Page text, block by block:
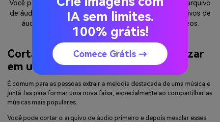
Você pode usar o Unidor de Áudio para cortar e unir o arquivo
de áudio ou usar o Editor de Vídeo para adicionar arquivos de
áudio e fazer efeitos de vídeo para editar seus vídeos.
Cortar e unir músicas para reorganizar
em uma nova música MP3
É comum para as pessoas extrair a melodia destacada de uma música e
juntá-las para formar uma nova faixa, especialmente ao compartilhar as
músicas mais populares.
Você pode cortar o arquivo de áudio primeiro e depois mesclar esses
IA sem limites.
100% grátis!
Comece Grátis →